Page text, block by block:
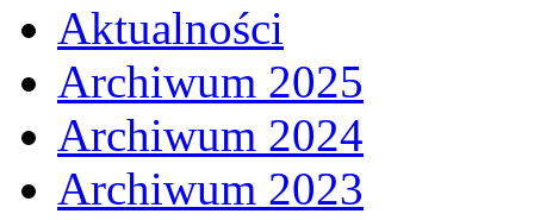
Aktualności
Archiwum 2025
Archiwum 2024
Archiwum 2023